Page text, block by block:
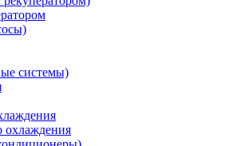
системы)
охлаждения